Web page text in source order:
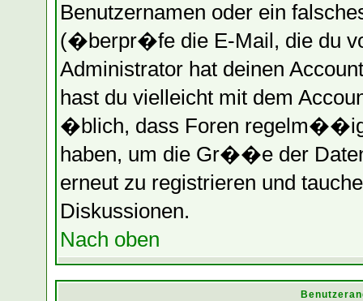
Benutzernamen oder ein
(�berpr�fe die E-Mail, die du
Administrator hat deinen
hast du vielleicht mit dem
�blich, dass Foren
haben, um die Gr��e der
erneut zu registrieren und
Diskussionen.
Nach oben